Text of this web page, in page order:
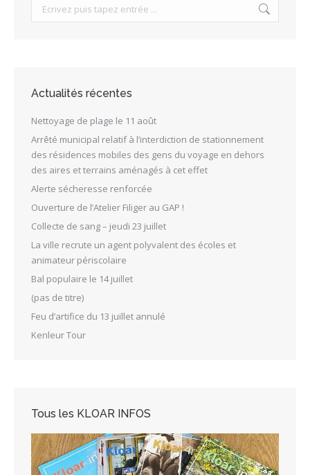
Search:
Actualités récentes
Nettoyage de plage le 11 août
Arrêté municipal relatif à l’interdiction de stationnement
des résidences mobiles des gens du voyage en dehors
des aires et terrains aménagés à cet effet
Alerte sécheresse renforcée
Ouverture de l’Atelier Filiger au GAP !
Collecte de sang – jeudi 23 juillet
La ville recrute un agent polyvalent des écoles et
animateur périscolaire
Bal populaire le 14 juillet
(pas de titre)
Feu d’artifice du 13 juillet annulé
Kenleur Tour
Tous les KLOAR INFOS